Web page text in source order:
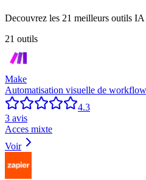
Decouvrez les 21 meilleurs outils IA
21 outils
Make
Automatisation visuelle de
4.3
3 avis
Acces mixte
Voir